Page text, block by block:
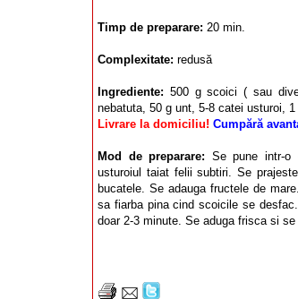
Timp de preparare: 20 min.
Complexitate: redusă
Ingrediente: 500 g scoici ( sau
nebatuta, 50 g unt, 5-8 catei usturoi,
Livrare la domiciliu! Cumpără
Mod de preparare: Se pune intr-o
usturoiul taiat felii subtiri. Se
bucatele. Se adauga fructele de
sa fiarba pina cind scoicile se
doar 2-3 minute. Se aduga frisca si